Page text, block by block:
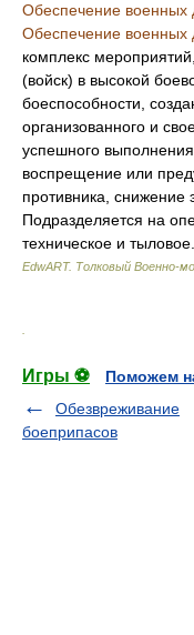
Обеспечение военных
Обеспечение военных
комплекс
(войск) в высокой
боеспособности,
организованного и
успешного
воспрещение или
противника, снижение
Подразделяется на
техническое и тыловое.
EdwART. Толковый Военно-
Игры ⚽
Поможем
Обезвреживание
боеприпасов